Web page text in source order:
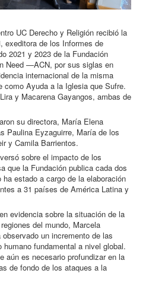
UC Derecho y Religión recibió la
exeditora de los Informes de
2021 y 2023 de la Fundación
Need —ACN, por sus siglas en
internacional de la misma
como Ayuda a la Iglesia que Sufre.
y Macarena Gayangos, ambas de
su directora, María Elena
Paulina Eyzaguirre, María de los
y Camila Barrientos.
sobre el impacto de los
que la Fundación publica cada dos
estado a cargo de la elaboración
a 31 países de América Latina y
evidencia sobre la situación de la
del mundo, Marcela
un incremento de las
fundamental a nivel global.
aún es necesario profundizar en la
de fondo de los ataques a la